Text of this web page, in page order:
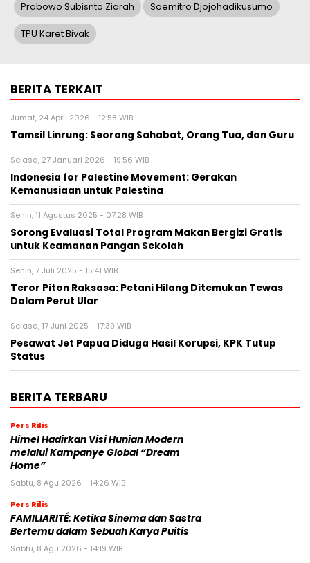
Prabowo Subisnto Ziarah Soemitro Djojohadikusumo
TPU Karet Bivak
BERITA TERKAIT
Jumat, 24 April 2026 - 12:58 WIB
Tamsil Linrung: Seorang Sahabat, Orang Tua, dan Guru
Selasa, 27 Januari 2026 - 19:56 WIB
Indonesia for Palestine Movement: Gerakan
Kemanusiaan untuk Palestina
Senin, 11 Agustus 2025 - 07:28 WIB
Sorong Evaluasi Total Program Makan Bergizi Gratis
untuk Keamanan Pangan Sekolah
Senin, 7 Juli 2025 - 15:41 WIB
Teror Piton Raksasa: Petani Hilang Ditemukan Tewas
Dalam Perut Ular
Selasa, 17 Juni 2025 - 17:39 WIB
Pesawat Jet Papua Diduga Hasil Korupsi, KPK Tutup
Status
BERITA TERBARU
Pers Rilis
Himel Hadirkan Visi Hunian Modern
melalui Kampanye Global “Dream
Home”
Sabtu, 8 Agu 2026 - 14:26 WIB
Pers Rilis
FAMILIARITÉ: Ketika Sinema dan Sastra
Bertemu dalam Sebuah Karya Puitis
Sabtu, 8 Agu 2026 - 14:19 WIB